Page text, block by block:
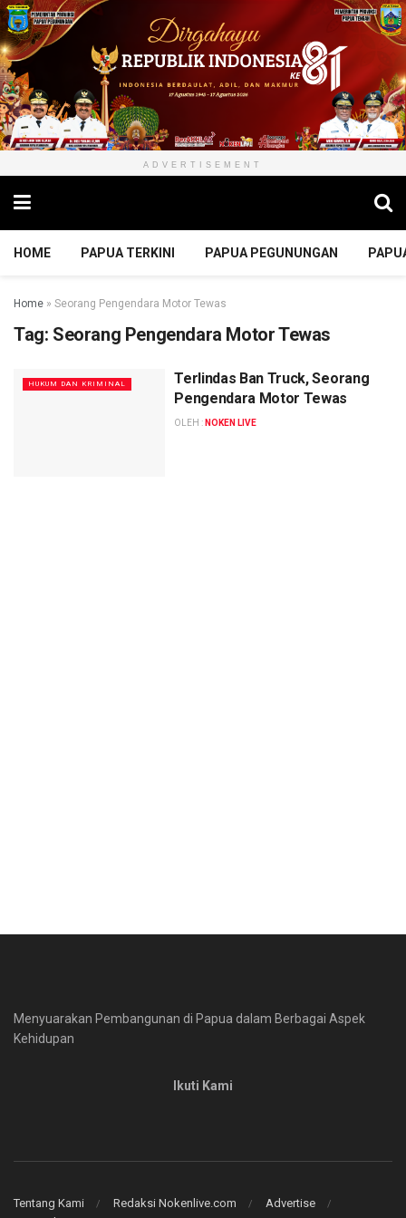
ADVERTISEMENT
HOME PAPUA TERKINI PAPUA PEGUNUNGAN
Home » Seorang Pengendara Motor Tewas
Tag: Seorang Pengendara Motor Tewas
HUKUM DAN KRIMINAL
Terlindas Ban Truck, Seorang
Pengendara Motor Tewas
OLEH : NOKEN LIVE
Menyuarakan Pembangunan di Papua dalam Berbagai Aspek
Kehidupan
Ikuti Kami
Tentang Kami Redaksi Nokenlive.com
Advertise